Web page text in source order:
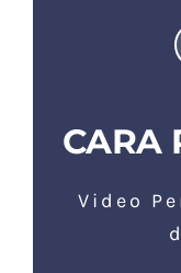
CARA
Video